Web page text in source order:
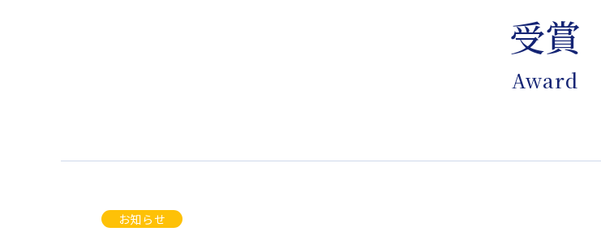
受賞
Award
お知らせ